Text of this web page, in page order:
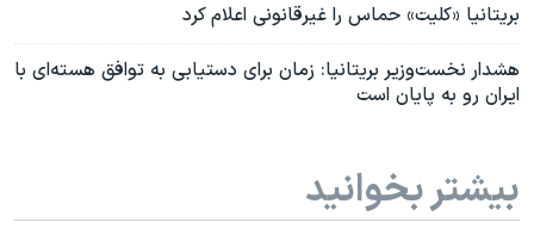
بریتانیا «کلیت» حماس را غیرقانونی اعلام کرد
هشدار نخست‌وزیر بریتانیا: زمان برای دستیابی به توافق هسته‌ای با
ایران رو به پایان است
بیشتر بخوانید